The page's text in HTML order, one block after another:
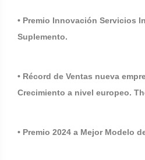
• Premio Innovación Servicios
Suplemento.
• Récord de Ventas nueva
Crecimiento a nivel europeo.
• Premio 2024 a Mejor Modelo